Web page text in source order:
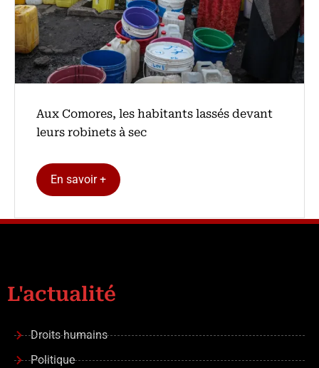
Aux Comores, les habitants lassés devant
leurs robinets à sec
En savoir +
L'actualité
Droits humains
Politique